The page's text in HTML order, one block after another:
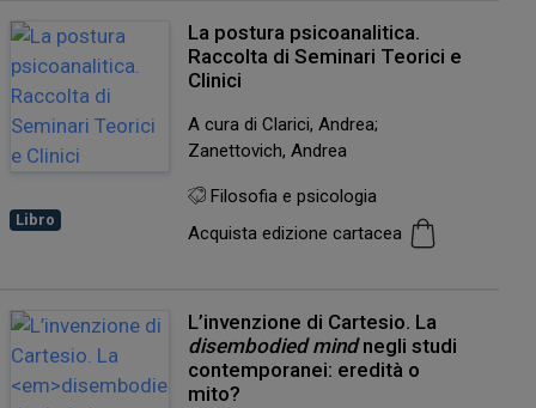
Libro
La postura psicoanalitica.
Raccolta di Seminari Teorici e
Clinici
A cura di Clarici, Andrea;
Zanettovich, Andrea
Filosofia e psicologia
Acquista edizione cartacea
L’invenzione di Cartesio. La
disembodied mindnegli studi
contemporanei: eredità o
mito?